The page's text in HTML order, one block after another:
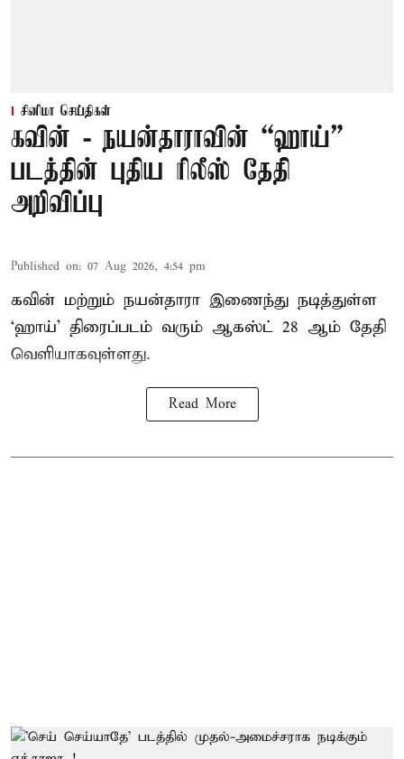
சினிமா செய்திகள்
கவின் - நயன்தாராவின் “ஹாய்”
படத்தின் புதிய ரிலீஸ் தேதி
அறிவிப்பு
Published on: 07 Aug 2026, 4:54 pm
கவின் மற்றும் நயன்தாரா இணைந்து நடித்துள்ள
‘ஹாய்’ திரைப்படம் வரும் ஆகஸ்ட் 28 ஆம் தேதி
வெளியாகவுள்ளது.
Read More